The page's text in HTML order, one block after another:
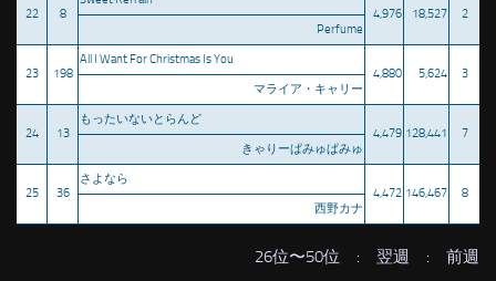
22 8
4,976
18,527
2
Perfume
23 198
All I Want For Christmas Is You
4,880
5,624
3
マライア・キャリー
24 13
もったいないとらんど
4,479 128,441
7
きゃりーぱみゅぱみゅ
25 36
さよなら
4,472 146,467
8
西野カナ
26位〜50位 : 翌週 : 前週